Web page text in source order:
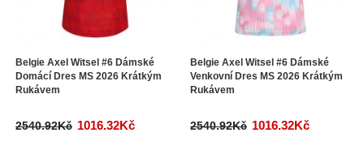
Belgie Axel Witsel #6 Dámské
Domácí Dres MS 2026 Krátkým
Rukávem
2540.92Kč 1016.32Kč
Belgie Axel Witsel #6 Dámské
Venkovní Dres MS 2026 Krátkým
Rukávem
2540.92Kč 1016.32Kč